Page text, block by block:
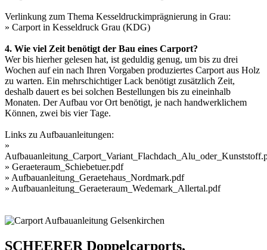
Verlinkung zum Thema Kesseldruckimprägnierung in Grau:
» Carport in Kesseldruck Grau (KDG)
4. Wie viel Zeit benötigt der Bau eines Carport?
Wer bis hierher gelesen hat, ist geduldig genug, um bis zu drei
Wochen auf ein nach Ihren Vorgaben produziertes Carport aus Holz
zu warten. Ein mehrschichtiger Lack benötigt zusätzlich Zeit,
deshalb dauert es bei solchen Bestellungen bis zu eineinhalb
Monaten. Der Aufbau vor Ort benötigt, je nach handwerklichem
Können, zwei bis vier Tage.
Links zu Aufbauanleitungen:
»
» Geraeteraum_Schiebetuer.pdf
» Aufbauanleitung_Geraetehaus_Nordmark.pdf
» Aufbauanleitung_Geraeteraum_Wedemark_Allertal.pdf
SCHEERER Doppelcarports,